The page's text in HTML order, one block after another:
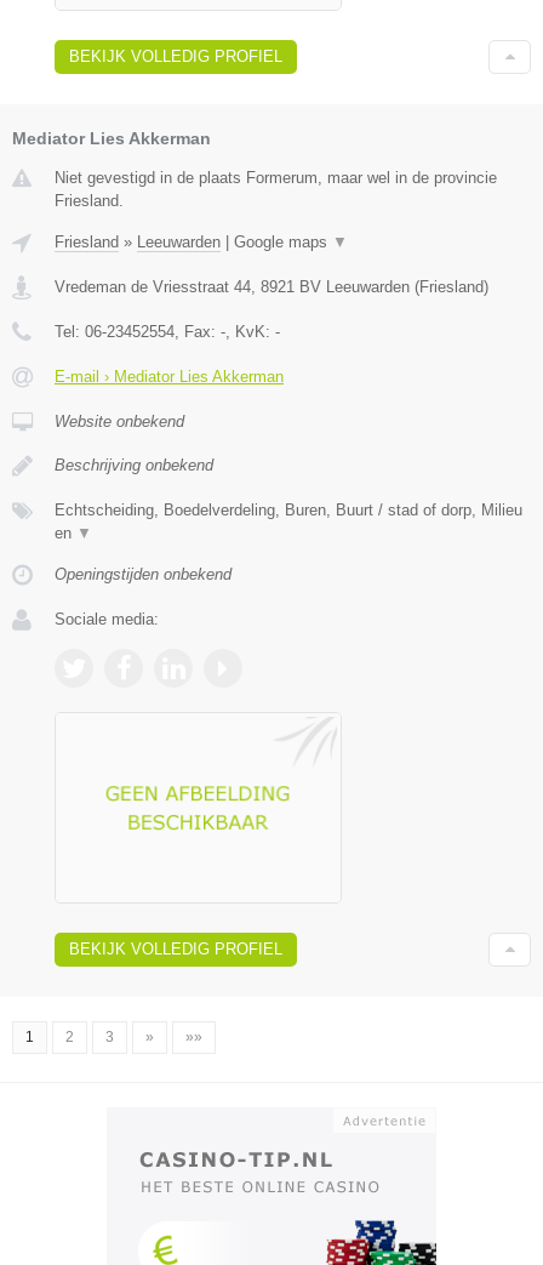
BEKIJK VOLLEDIG PROFIEL
Mediator Lies Akkerman
Niet gevestigd in de plaats Formerum, maar wel in de provincie
Friesland.
Friesland » Leeuwarden Google maps ▼
Vredeman de Vriesstraat 44 8921 BV Leeuwarden (Friesland)
Tel: 06-23452554 , Fax: - , KvK: -
E-mail › Mediator Lies Akkerman
Website onbekend
Beschrijving onbekend
Echtscheiding, Boedelverdeling, Buren, Buurt / stad of dorp, Milieu
en ▼
Openingstijden onbekend
Sociale media:
BEKIJK VOLLEDIG PROFIEL
1 2 3 » »»